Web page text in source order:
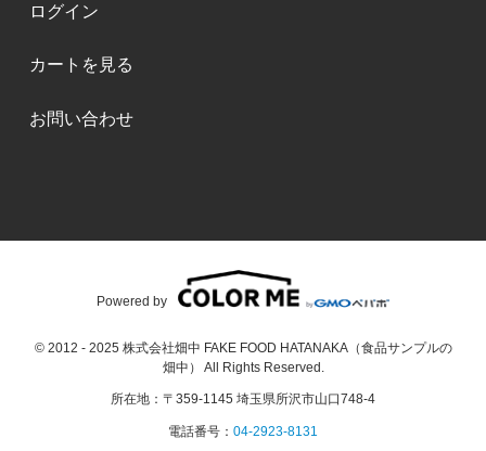
ログイン
カートを見る
お問い合わせ
© 2012 - 2025 株式会社畑中 FAKE FOOD HATANAKA（食品サンプルの
畑中） All Rights Reserved.
所在地：〒359-1145 埼玉県所沢市山口748-4
電話番号： 04-2923-8131
Powered by